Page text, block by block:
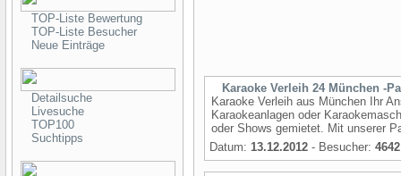
TOP-Liste Bewertung
TOP-Liste Besucher
Neue Einträge
Detailsuche
Livesuche
TOP100
Suchtipps
Karaoke Verleih 24 München -
Karaoke Verleih aus München Ihr
Karaokeanlagen oder
oder Shows gemietet. Mit unserer
Datum: 13.12.2012 - Besucher: 4642